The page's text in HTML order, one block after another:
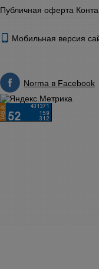
Публичная оферта
Мобильная версия
Norma в Facebook